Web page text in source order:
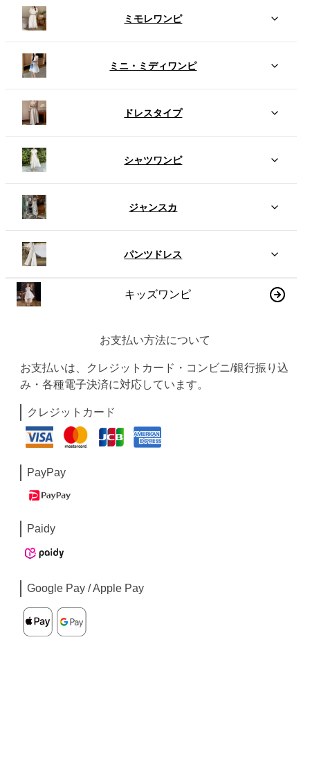
ミモレワンピ
ミニ・ミディワンピ
ドレスタイプ
シャツワンピ
ジャンスカ
パンツドレス
キッズワンピ
お支払い方法について
お支払いは、クレジットカード・コンビニ/銀行振り込
み・各種電子決済に対応しています。
クレジットカード
PayPay
Paidy
Google Pay / Apple Pay